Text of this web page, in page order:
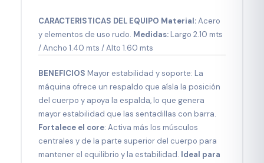
CARACTERISTICAS DEL EQUIPO Material:Acero
y elementos de uso rudo. Medidas:Largo 2.10 mts
/ Ancho 1.40 mts / Alto 1.60 mts
BENEFICIOS Mayor estabilidad y soporte: La
máquina ofrece un respaldo que aísla la posición
del cuerpo y apoya la espalda, lo que genera
mayor estabilidad que las sentadillas con barra.
Fortalece el core: Activa más los músculos
centrales y de la parte superior del cuerpo para
mantener el equilibrio y la estabilidad. Ideal para